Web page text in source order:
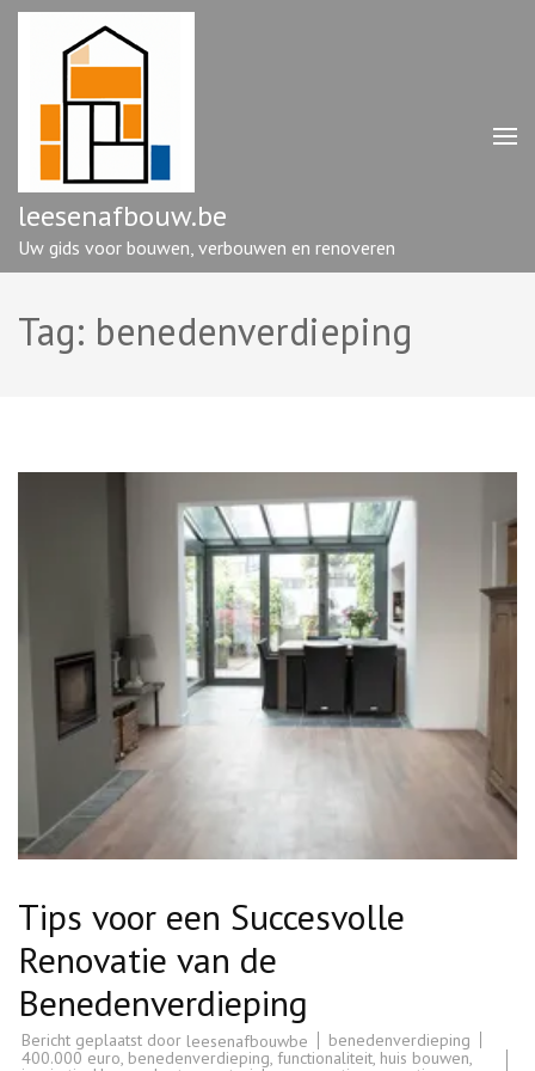
Ga
enter)
leesenafbouw.be
Uw gids voor bouwen, verbouwen en renoveren
Tag: benedenverdieping
Tips voor een Succesvolle
Renovatie van de
Benedenverdieping
Bericht geplaatst door leesenafbouwbe
benedenverdieping
400.000 euro, benedenverdieping, functionaliteit, huis bouwen,